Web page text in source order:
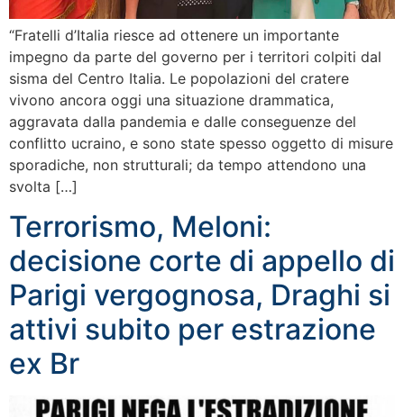
“Fratelli d’Italia riesce ad ottenere un importante
impegno da parte del governo per i territori colpiti dal
sisma del Centro Italia. Le popolazioni del cratere
vivono ancora oggi una situazione drammatica,
aggravata dalla pandemia e dalle conseguenze del
conflitto ucraino, e sono state spesso oggetto di misure
sporadiche, non strutturali; da tempo attendono una
svolta […]
Terrorismo, Meloni:
decisione corte di appello di
Parigi vergognosa, Draghi si
attivi subito per estrazione
ex Br